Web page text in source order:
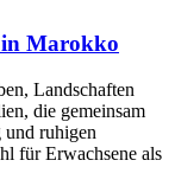
in Marokko
Landschaften
die gemeinsam
und ruhigen
für Erwachsene als